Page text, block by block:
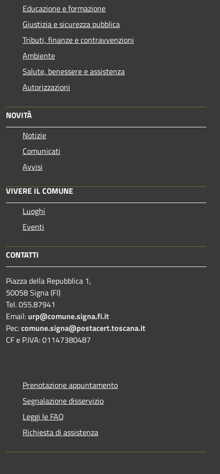
Educazione e formazione
Giustizia e sicurezza pubblica
Tributi, finanze e contravvenzioni
Ambiente
Salute, benessere e assistenza
Autorizzazioni
NOVITÀ
Notizie
Comunicati
Avvisi
VIVERE IL COMUNE
Luoghi
Eventi
CONTATTI
Piazza della Repubblica 1,
50058 Signa (FI)
Tel. 055.87941
Email: urp@comune.signa.fi.it
Pec:comune.signa@postacert.toscana.it
CF e P.IVA: 01147380487
Prenotazione appuntamento
Segnalazione disservizio
Leggi le FAQ
Richiesta di assistenza